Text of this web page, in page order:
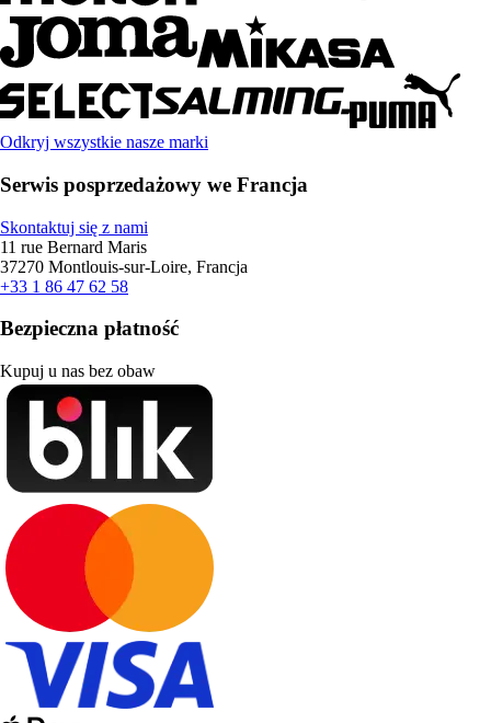
Odkryj wszystkie nasze marki
Serwis posprzedażowy we Francja
Skontaktuj się z nami
11 rue Bernard Maris
37270 Montlouis-sur-Loire, Francja
+33 1 86 47 62 58
Bezpieczna płatność
Kupuj u nas bez obaw